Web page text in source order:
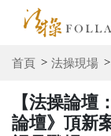
首頁 法操現場
【法操論壇
論壇》頂新